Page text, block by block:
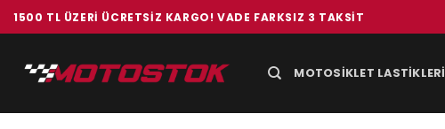
İçeriğe
atla
1500 TL ÜZERI ÜCRETSIZ KARGO! VADE FARKSIZ 3 TAKSIT
MOTOSIKLET LASTIKLERI